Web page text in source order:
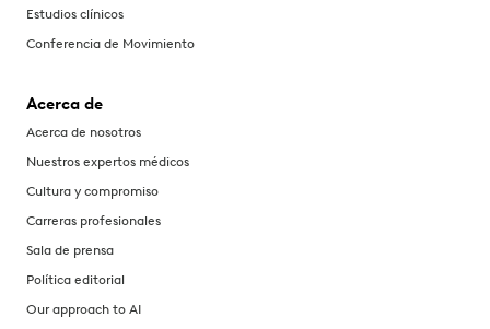
Estudios clínicos
Conferencia de Movimiento
Acerca de
Acerca de nosotros
Nuestros expertos médicos
Cultura y compromiso
Carreras profesionales
Sala de prensa
Política editorial
Our approach to AI